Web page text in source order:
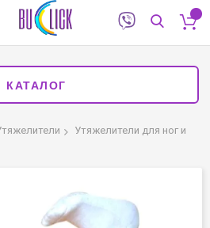
КАТАЛОГ
Утяжелители для ног и